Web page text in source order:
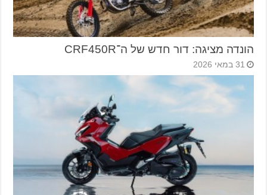
הונדה מציגה: דור חדש של ה־CRF450R
31 במאי 2026